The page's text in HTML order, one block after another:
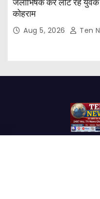
जलाभिषेक कर लौट रहे युवक
कोहराम
Aug 5, 2026 Ten